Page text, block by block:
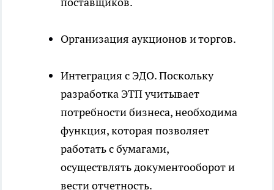
Организация аукционов и торгов.
Интеграция с ЭДО. Поскольку
разработка ЭТП учитывает
потребности бизнеса, необходима
функция, которая позволяет
работать с бумагами,
осуществлять документооборот и
вести отчетность.